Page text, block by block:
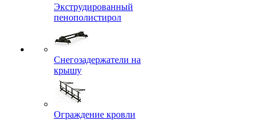
Экструдированный
пенополистирол
Снегозадержатели на
крышу
Ограждение кровли